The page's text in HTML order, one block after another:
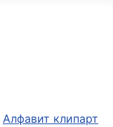
Алфавит клипарт